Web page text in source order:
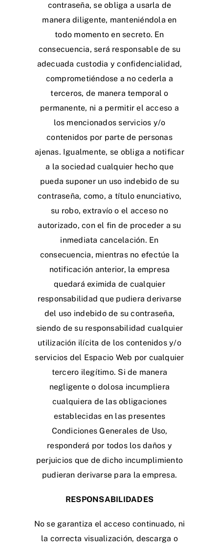
contraseña, se obliga a usarla de
manera diligente, manteniéndola en
todo momento en secreto. En
consecuencia, será responsable de su
adecuada custodia y confidencialidad,
comprometiéndose a no cederla a
terceros, de manera temporal o
permanente, ni a permitir el acceso a
los mencionados servicios y/o
contenidos por parte de personas
ajenas. Igualmente, se obliga a notificar
a la sociedad cualquier hecho que
pueda suponer un uso indebido de su
contraseña, como, a título enunciativo,
su robo, extravío o el acceso no
autorizado, con el fin de proceder a su
inmediata cancelación. En
consecuencia, mientras no efectúe la
notificación anterior, la empresa
quedará eximida de cualquier
responsabilidad que pudiera derivarse
del uso indebido de su contraseña,
siendo de su responsabilidad cualquier
utilización ilícita de los contenidos y/o
servicios del Espacio Web por cualquier
tercero ilegítimo. Si de manera
negligente o dolosa incumpliera
cualquiera de las obligaciones
establecidas en las presentes
Condiciones Generales de Uso,
responderá por todos los daños y
perjuicios que de dicho incumplimiento
pudieran derivarse para la empresa.
RESPONSABILIDADES
No se garantiza el acceso continuado, ni
la correcta visualización, descarga o